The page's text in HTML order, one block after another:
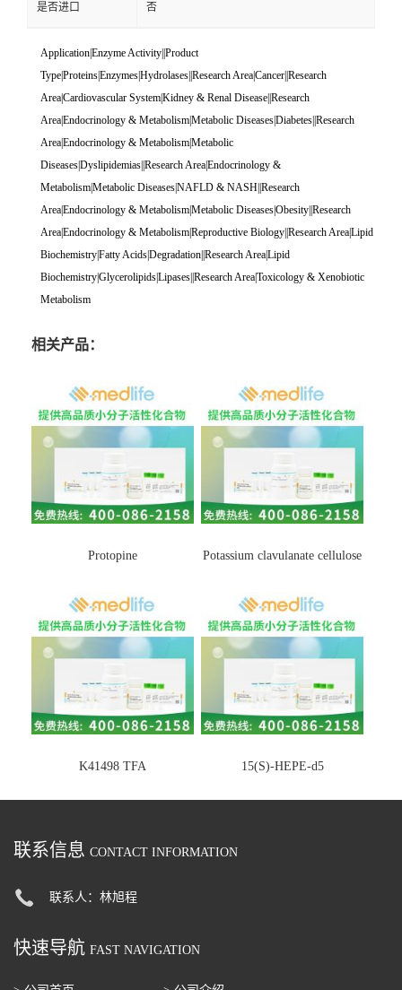
是否进口 否
Application|Enzyme Activity||Product
Type|Proteins|Enzymes|Hydrolases||Research Area|Cancer||Research
Area|Cardiovascular System|Kidney & Renal Disease||Research
Area|Endocrinology & Metabolism|Metabolic Diseases|Diabetes||Research
Area|Endocrinology & Metabolism|Metabolic
Diseases|Dyslipidemias||Research Area|Endocrinology &
Metabolism|Metabolic Diseases|NAFLD & NASH||Research
Area|Endocrinology & Metabolism|Metabolic Diseases|Obesity||Research
Area|Endocrinology & Metabolism|Reproductive Biology||Research Area|Lipid
Biochemistry|Fatty Acids|Degradation||Research Area|Lipid
Biochemistry|Glycerolipids|Lipases||Research Area|Toxicology & Xenobiotic
Metabolism
相关产品：
Protopine Potassium clavulanate cellulose
K41498 TFA 15(S)-HEPE-d5
联系信息 CONTACT INFORMATION
联系人：林旭程
快速导航 FAST NAVIGATION